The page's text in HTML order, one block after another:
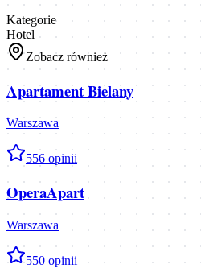
Kategorie
Hotel
Zobacz również
Apartament Bielany
Warszawa
556 opinii
OperaApart
Warszawa
550 opinii